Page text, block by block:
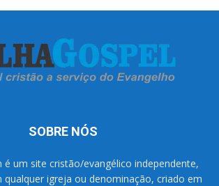
SOBRE NÓS
é um site cristão/evangélico independente,
qualquer igreja ou denominação, criado em